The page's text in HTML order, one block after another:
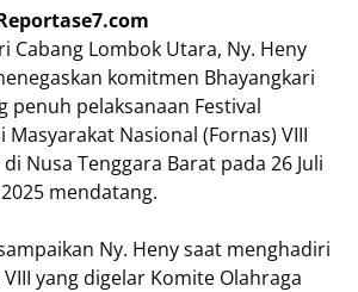
Cabang Lombok Utara, Ny. Heny
komitmen Bhayangkari
penuh pelaksanaan Festival
Masyarakat Nasional (Fornas) VIII
Nusa Tenggara Barat pada 26 Juli
mendatang.
Ny. Heny saat menghadiri
yang digelar Komite Olahraga